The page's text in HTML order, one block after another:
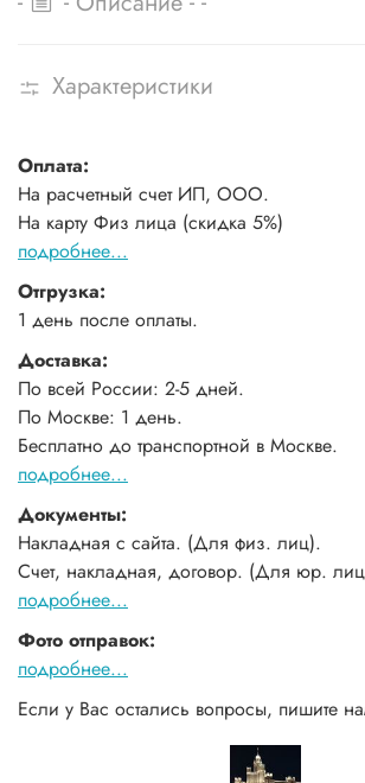
Характеристики
Оплата:
На расчетный счет ИП, ООО.
На карту Физ лица (скидка 5%)
подробнее...
Отгрузка:
1 день после оплаты.
Доставка:
По всей России: 2-5 дней.
По Москве: 1 день.
Бесплатно до транспортной в Москве.
подробнее...
Документы:
Накладная с сайта. (Для физ. лиц).
Счет, накладная, договор. (Для юр.
подробнее...
Фото отправок:
подробнее...
Если у Вас остались вопросы, пишите